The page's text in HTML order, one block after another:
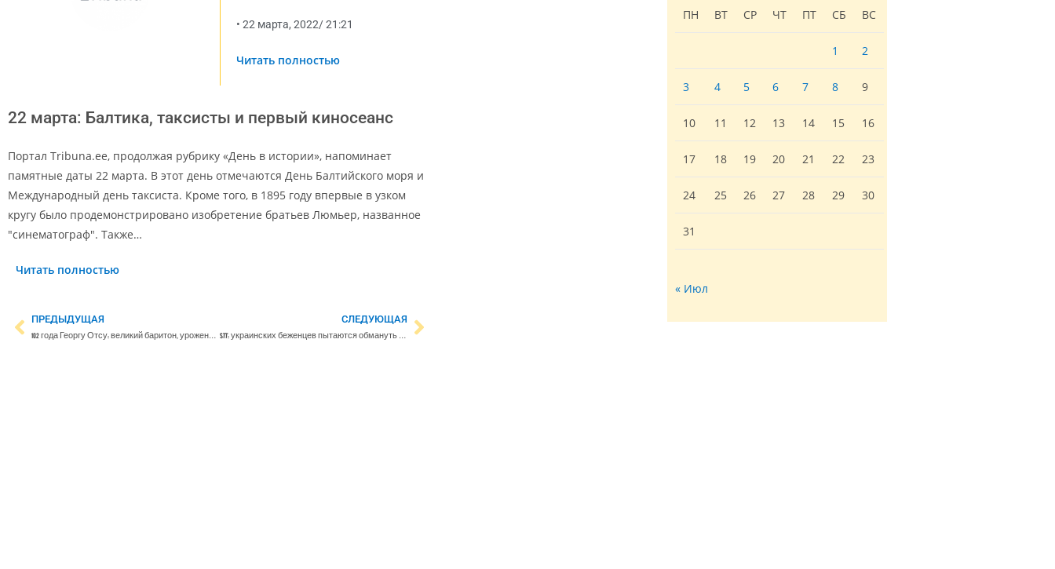
• 22 марта, 2022/21:21
Читать полностью
22 марта: Балтика, таксисты и первый киносеанс
Портал Tribuna.ee, продолжая рубрику «День в истории», напоминает
памятные даты 22 марта. В этот день отмечаются День Балтийского моря и
Международный день таксиста. Кроме того, в 1895 году впервые в узком
кругу было продемонстрировано изобретение братьев Люмьер, названное
"синематограф". Также…
Читать полностью
ПРЕДЫДУЩАЯ
102 года Георгу Отсу: великий баритон, уроженец Петрограда и житель Таллинна
СЛЕДУЮЩАЯ
STT: украинских беженцев пытаются обмануть на рынке труда
ПН
ВТ СР ЧТ ПТ СБ ВС
1 2
3 4 5 6 7 8 9
10 11 12 13 14 15 16
17 18 19 20 21 22 23
24 25 26 27 28 29 30
31
« Июл